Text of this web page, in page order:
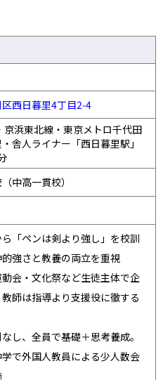
西日暮里4丁目2‑4
京浜東北線・東京メトロ千代田
舎人ライナー「西日暮里駅」
中高一貫校）
ら「ペンは剣より強し」を校訓
強さと教養の両立を重視
動会・文化祭など生徒主体で企
師は指導より支援役に徹する
し、全員で基礎＋思考養成。
で外国人教員による少人数会